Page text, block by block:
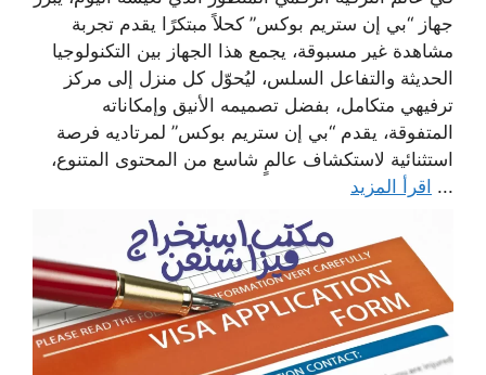
جهاز “بي إن ستريم بوكس” كحلاً مبتكرًا يقدم تجربة
مشاهدة غير مسبوقة، يجمع هذا الجهاز بين التكنولوجيا
الحديثة والتفاعل السلس، ليُحوّل كل منزل إلى مركز
ترفيهي متكامل، بفضل تصميمه الأنيق وإمكاناته
المتفوقة، يقدم “بي إن ستريم بوكس” لمرتاديه فرصة
استثنائية لاستكشاف عالمٍ شاسع من المحتوى المتنوع،
... اقرأ المزيد